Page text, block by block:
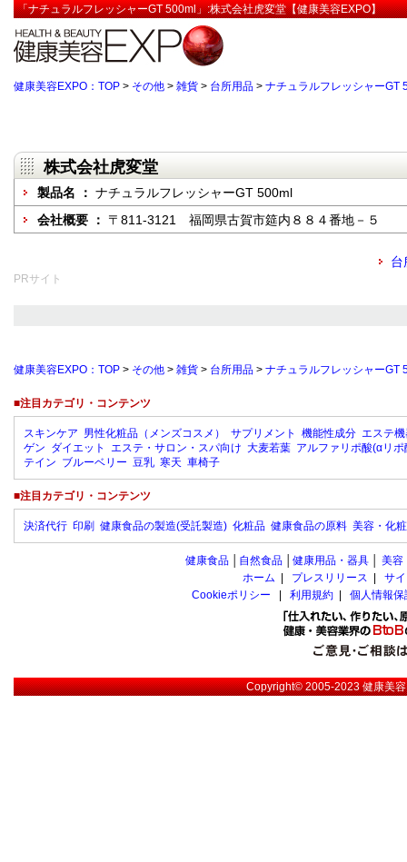
「ナチュラルフレッシャーGT 500ml」:株式会社虎変堂【健康美容EXPO】
健康美容EXPO：TOP > その他 > 雑貨 > 台所用品 > ナチュラルフレッシャーGT
株式会社虎変堂
製品名 ： ナチュラルフレッシャーGT 500ml
会社概要 ： 〒811-3121 福岡県古賀市筵内８８４番地－５
台
PRサイト
健康美容EXPO：TOP > その他 > 雑貨 > 台所用品 > ナチュラルフレッシャーGT
■注目カテゴリ・コンテンツ
スキンケア 男性化粧品（メンズコスメ） サプリメント 機能性成分 エステ
ゲン ダイエット エステ・サロン・スパ向け 大麦若葉 アルファリポ酸(αリポ
テイン ブルーベリー 豆乳 寒天 車椅子
■注目カテゴリ・コンテンツ
決済代行 印刷 健康食品の製造(受託製造) 化粧品 健康食品の原料 美容・化
健康食品 自然食品 健康用品・器具 美容
ホーム
プレスリリース
サ
Cookieポリシー
利用規約 個人情報
Copyright© 2005-2023健康美